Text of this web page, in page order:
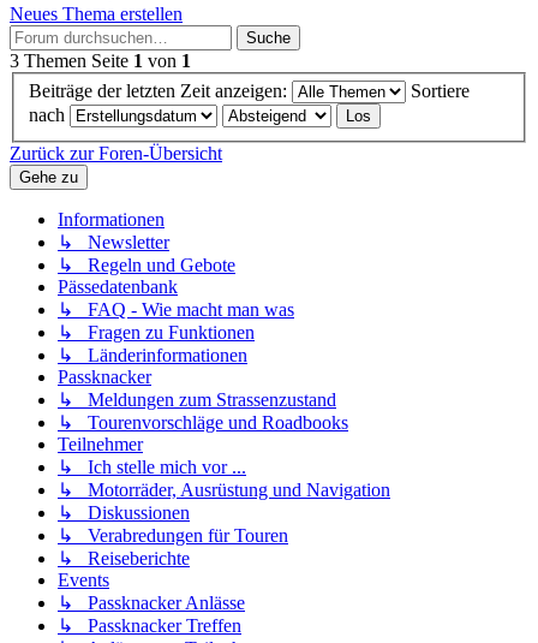
Neues Thema erstellen
Suche
3 Themen Seite 1 von 1
Beiträge der letzten Zeit anzeigen:
Sortiere
nach
Zurück zur Foren-Übersicht
Gehe zu
Informationen
↳ Newsletter
↳ Regeln und Gebote
Pässedatenbank
↳ FAQ - Wie macht man was
↳ Fragen zu Funktionen
↳ Länderinformationen
Passknacker
↳ Meldungen zum Strassenzustand
↳ Tourenvorschläge und Roadbooks
Teilnehmer
↳ Ich stelle mich vor ...
↳ Motorräder, Ausrüstung und Navigation
↳ Diskussionen
↳ Verabredungen für Touren
↳ Reiseberichte
Events
↳ Passknacker Anlässe
↳ Passknacker Treffen